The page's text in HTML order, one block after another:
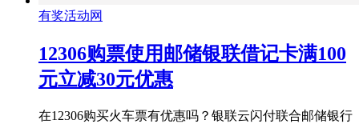
有奖活动网
12306购票使用邮储银联借记卡满100
元立减30元优惠
在12306购买火车票有优惠吗？银联云闪付联合邮储银行